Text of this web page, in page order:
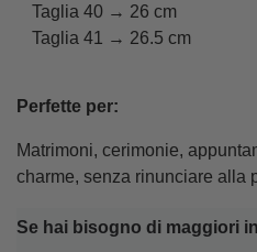
Taglia 40 → 26 cm
Taglia 41 → 26.5 cm
Perfette per:
Matrimoni, cerimonie,
charme, senza rinunciare alla
Se hai bisogno di maggiori